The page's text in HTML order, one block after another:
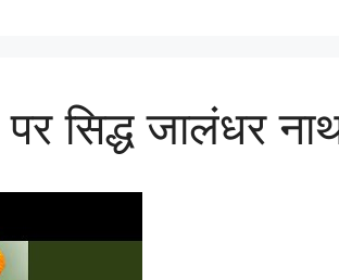
सिद्ध जालंधर